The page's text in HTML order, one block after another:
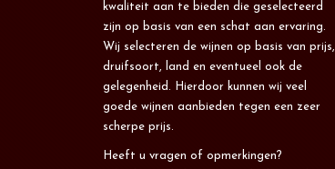
kwaliteit aan te bieden die geselecteerd
zijn op basis van een schat aan ervaring.
Wij selecteren de wijnen op basis van prijs,
druifsoort, land en eventueel ook de
gelegenheid. Hierdoor kunnen wij veel
goede wijnen aanbieden tegen een zeer
scherpe prijs.
Heeft u vragen of opmerkingen?